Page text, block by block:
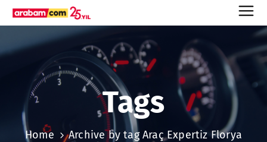
Tags
Home Archive by tag Araç Expertiz Florya